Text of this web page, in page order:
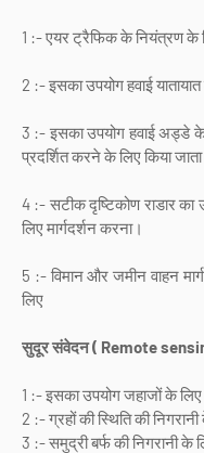
1 :- एयर ट्रैफिक के नियंत्रण के
2 :- इसका उपयोग हवाई
3 :- इसका उपयोग हवाई अड्डे के
प्रदर्शित करने के लिए किया
4 :- सटीक दृष्टिकोण राडार
लिए मार्गदर्शन करना।
5 :- विमान और जमीन वाहन
लिए
सुदूर संवेदन ( Remote
1 :- इसका उपयोग जहाजों के
2 :- ग्रहों की स्थिति की
3 :- समुद्री बर्फ की निगरानी के